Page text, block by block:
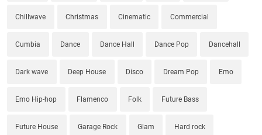
Chillwave Christmas Cinematic Commercial
Cumbia Dance Dance Hall Dance Pop Dancehall
Dark wave Deep House Disco Dream Pop Emo
Emo Hip-hop Flamenco Folk Future Bass
Future House Garage Rock Glam Hard rock